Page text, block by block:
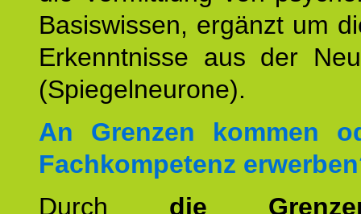
Basiswissen, ergänzt um
Erkenntnisse aus der
(Spiegelneurone).
An Grenzen kommen
Fachkompetenz
Durch die